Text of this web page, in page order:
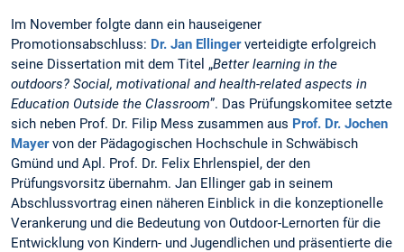
Im November folgte dann ein hauseigener
Promotionsabschluss: Dr. Jan Ellingerverteidigte erfolgreich
seine Dissertation mit dem Titel „Better learning in the
outdoors? Social, motivational and health-related aspects in
Education Outside the Classroom”. Das Prüfungskomitee setzte
sich neben Prof. Dr. Filip Mess zusammen aus Prof. Dr. Jochen
Mayervon der Pädagogischen Hochschule in Schwäbisch
Gmünd und Apl. Prof. Dr. Felix Ehrlenspiel, der den
Prüfungsvorsitz übernahm. Jan Ellinger gab in seinem
Abschlussvortrag einen näheren Einblick in die konzeptionelle
Verankerung und die Bedeutung von Outdoor-Lernorten für die
Entwicklung von Kindern- und Jugendlichen und präsentierte die